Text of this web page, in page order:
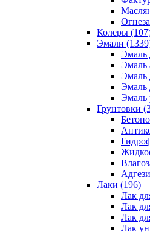
Колеры
Эмали
Эмаль
Эмаль
Эмаль
Эмаль
Эмаль
Грунтовки
Лаки (196)
Лак
Лак
Лак
Лак